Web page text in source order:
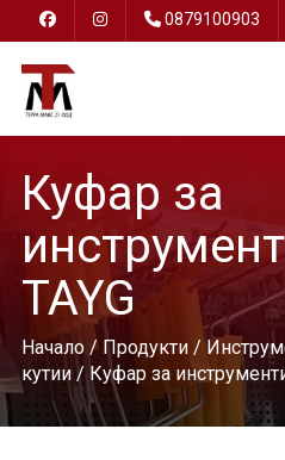
0879100903
Куфар за
TAYG
Начало/ Продукти/
кутии/ Куфар за